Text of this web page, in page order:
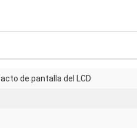
de pantalla del LCD